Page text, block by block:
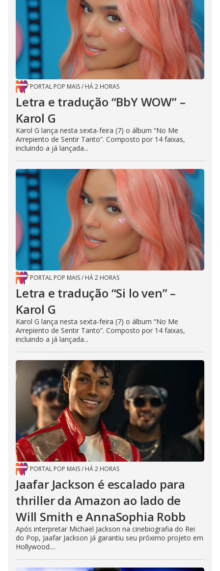
PORTAL POP MAIS/ HÁ 2 HORAS
Letra e tradução “BbY WOW” –
Karol G
Karol G lança nesta sexta-feira (7) o álbum “No Me
Arrepiento de Sentir Tanto”. Composto por 14 faixas,
incluindo a já lançada...
PORTAL POP MAIS/ HÁ 2 HORAS
Letra e tradução “Si lo ven” –
Karol G
Karol G lança nesta sexta-feira (7) o álbum “No Me
Arrepiento de Sentir Tanto”. Composto por 14 faixas,
incluindo a já lançada...
PORTAL POP MAIS/ HÁ 2 HORAS
Jaafar Jackson é escalado para
thriller da Amazon ao lado de
Will Smith e AnnaSophia Robb
Após interpretar Michael Jackson na cinebiografia do Rei
do Pop, Jaafar Jackson já garantiu seu próximo projeto em
Hollywood....